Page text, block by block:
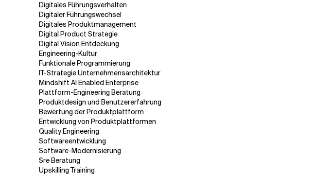
Digitales Führungsverhalten
Digitaler Führungswechsel
Digitales Produktmanagement
Digital Product Strategie
Digital Vision Entdeckung
Engineering-Kultur
Funktionale Programmierung
IT-Strategie Unternehmensarchitektur
Mindshift AI Enabled Enterprise
Plattform-Engineering Beratung
Produktdesign und Benutzererfahrung
Bewertung der Produktplattform
Entwicklung von Produktplattformen
Quality Engineering
Softwareentwicklung
Software-Modernisierung
Sre Beratung
Upskilling Training